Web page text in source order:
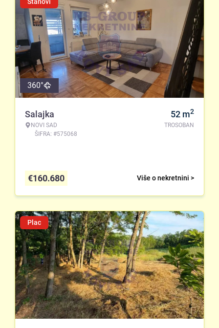
360°
Salajka
NOVI SAD
ŠIFRA: #575068
52 m2
TROSOBAN
Više o nekretnini >
€160.680
Plac